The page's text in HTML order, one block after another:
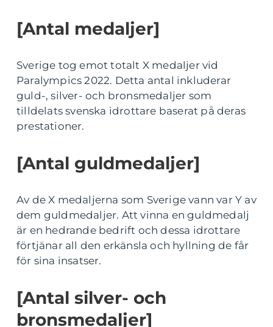
[Antal medaljer]
Sverige tog emot totalt X medaljer vid
Paralympics 2022. Detta antal inkluderar
guld-, silver- och bronsmedaljer som
tilldelats svenska idrottare baserat på deras
prestationer.
[Antal guldmedaljer]
Av de X medaljerna som Sverige vann var Y av
dem guldmedaljer. Att vinna en guldmedalj
är en hedrande bedrift och dessa idrottare
förtjänar all den erkänsla och hyllning de får
för sina insatser.
[Antal silver- och
bronsmedaljer]